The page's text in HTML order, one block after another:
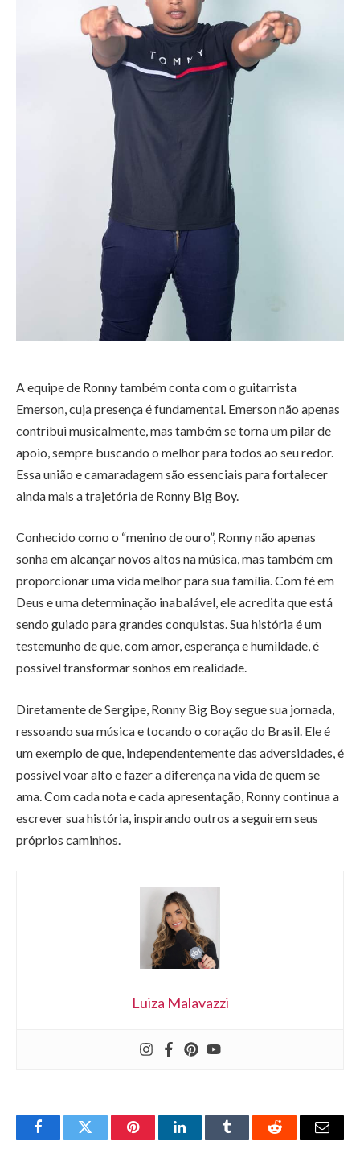
A equipe de Ronny também conta com o guitarrista
Emerson, cuja presença é fundamental. Emerson não apenas
contribui musicalmente, mas também se torna um pilar de
apoio, sempre buscando o melhor para todos ao seu redor.
Essa união e camaradagem são essenciais para fortalecer
ainda mais a trajetória de Ronny Big Boy.
Conhecido como o “menino de ouro”, Ronny não apenas
sonha em alcançar novos altos na música, mas também em
proporcionar uma vida melhor para sua família. Com fé em
Deus e uma determinação inabalável, ele acredita que está
sendo guiado para grandes conquistas. Sua história é um
testemunho de que, com amor, esperança e humildade, é
possível transformar sonhos em realidade.
Diretamente de Sergipe, Ronny Big Boy segue sua jornada,
ressoando sua música e tocando o coração do Brasil. Ele é
um exemplo de que, independentemente das adversidades, é
possível voar alto e fazer a diferença na vida de quem se
ama. Com cada nota e cada apresentação, Ronny continua a
escrever sua história, inspirando outros a seguirem seus
próprios caminhos.
Luiza Malavazzi
FacebookTwitter PinterestLinkedInTumblr Reddit Email